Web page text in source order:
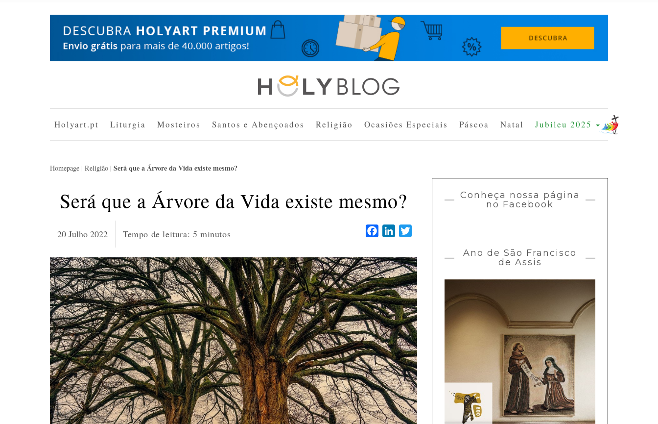
Holyart.pt Liturgia Mosteiros Santos e Abençoados Religião Ocasiões Especiais Páscoa Natal Jubileu 2025
Homepage | Religião | Será que a Árvore da Vida existe mesmo?
Será que a Árvore da Vida existe mesmo?
20 Julho 2022 Tempo de leitura: 5 minutos FacebookLinkedIn
Conheça nossa página
no Facebook
Ano de São Francisco
de Assis